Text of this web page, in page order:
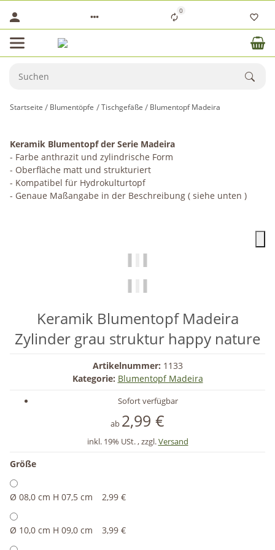
0
Startseite Blumentöpfe Tischgefäße Blumentopf Madeira
Keramik Blumentopf der Serie Madeira
- Farbe anthrazit und zylindrische Form
- Oberfläche matt und strukturiert
- Kompatibel für Hydrokulturtopf
- Genaue Maßangabe in der Beschreibung ( siehe unten )
Keramik Blumentopf Madeira
Zylinder grau struktur happy nature
Artikelnummer: 1133
Kategorie: Blumentopf Madeira
Sofort verfügbar
ab 2,99 €
inkl. 19% USt. , zzgl.Versand
Größe
Ø 08,0 cm H 07,5 cm 2,99 €
Ø 10,0 cm H 09,0 cm 3,99 €